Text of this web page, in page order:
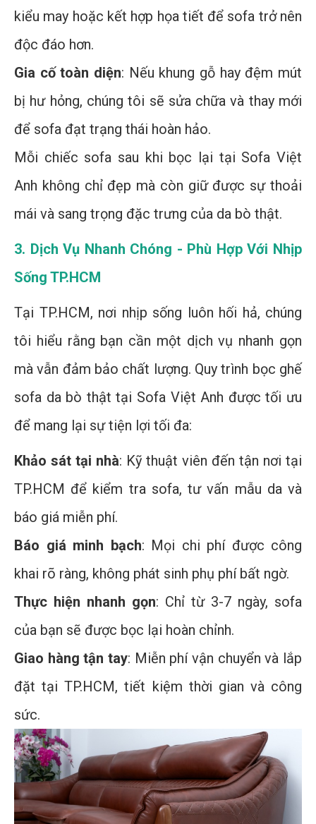
kiểu may hoặc kết hợp họa tiết để sofa trở nên
độc đáo hơn.
Gia cố toàn diện: Nếu khung gỗ hay đệm mút
bị hư hỏng, chúng tôi sẽ sửa chữa và thay mới
để sofa đạt trạng thái hoàn hảo.
Mỗi chiếc sofa sau khi bọc lại tại Sofa Việt
Anh không chỉ đẹp mà còn giữ được sự thoải
mái và sang trọng đặc trưng của da bò thật.
3. Dịch Vụ Nhanh Chóng - Phù Hợp Với Nhịp
Sống TP.HCM
Tại TP.HCM, nơi nhịp sống luôn hối hả, chúng
tôi hiểu rằng bạn cần một dịch vụ nhanh gọn
mà vẫn đảm bảo chất lượng. Quy trình bọc ghế
sofa da bò thật tại Sofa Việt Anh được tối ưu
để mang lại sự tiện lợi tối đa:
Khảo sát tại nhà: Kỹ thuật viên đến tận nơi tại
TP.HCM để kiểm tra sofa, tư vấn mẫu da và
báo giá miễn phí.
Báo giá minh bạch: Mọi chi phí được công
khai rõ ràng, không phát sinh phụ phí bất ngờ.
Thực hiện nhanh gọn: Chỉ từ 3-7 ngày, sofa
của bạn sẽ được bọc lại hoàn chỉnh.
Giao hàng tận tay: Miễn phí vận chuyển và lắp
đặt tại TP.HCM, tiết kiệm thời gian và công
sức.